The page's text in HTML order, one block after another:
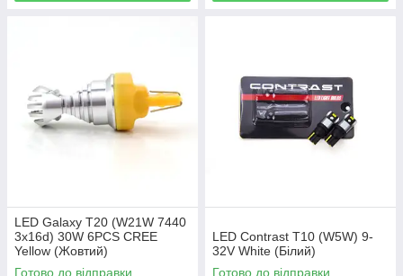
LED Galaxy T20 (W21W 7440
3x16d) 30W 6PCS CREE
Yellow (Жовтий)
Готово до відправки
LED Contrast T10 (W5W) 9-
32V White (Білий)
Готово до відправки